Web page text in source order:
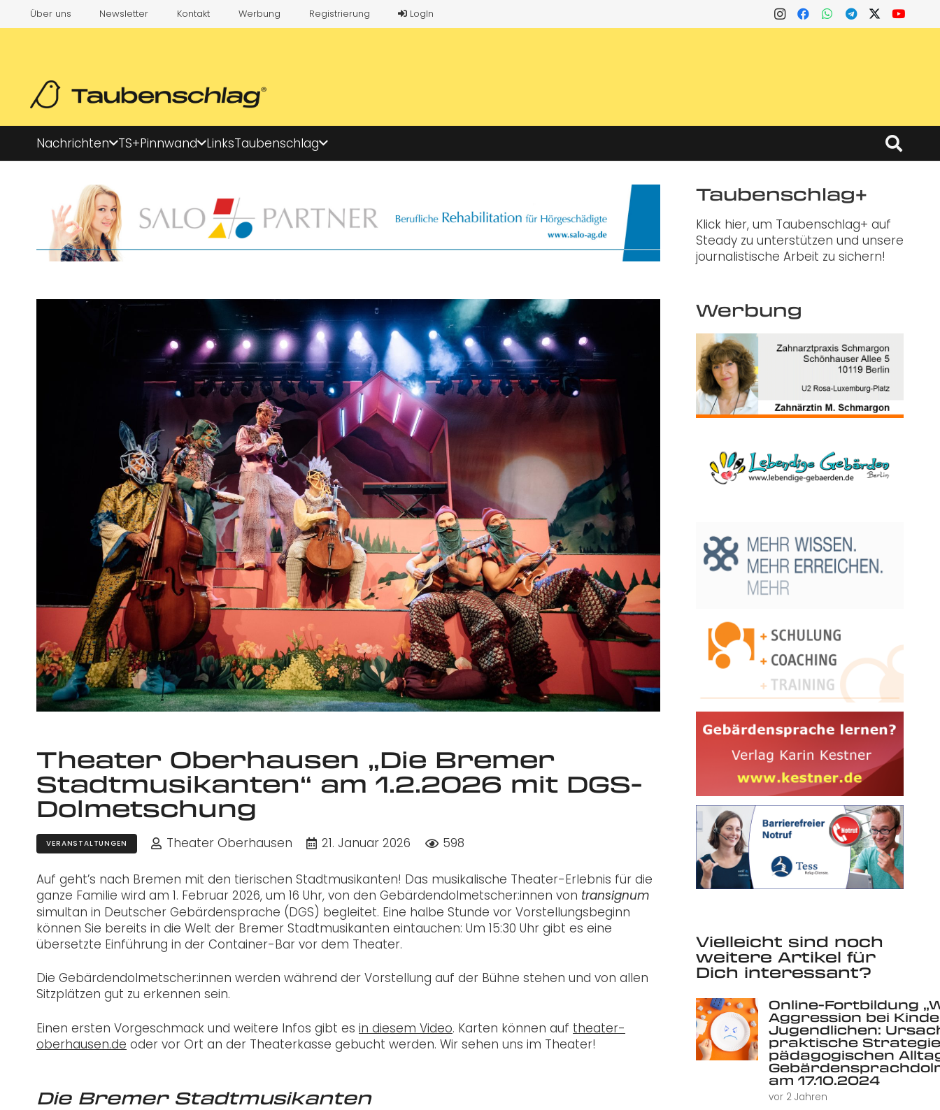
Über uns Newsletter Kontakt Werbung Registrierung LogIn
Nachrichten TS+Pinnwand LinksTaubenschlag
Theater Oberhausen „Die Bremer
Stadtmusikanten“ am 1.2.2026 mit DGS-
Dolmetschung
VERANSTALTUNGEN Theater Oberhausen 21. Januar 2026 598
Auf geht’s nach Bremen mit den tierischen Stadtmusikanten! Das musikalische Theater-Erlebnis für die
ganze Familie wird am 1. Februar 2026, um 16 Uhr, von den Gebärdendolmetscher:innen von transignum
simultan in Deutscher Gebärdensprache (DGS) begleitet. Eine halbe Stunde vor Vorstellungsbeginn
können Sie bereits in die Welt der Bremer Stadtmusikanten eintauchen: Um 15:30 Uhr gibt es eine
übersetzte Einführung in der Container-Bar vor dem Theater.
Die Gebärdendolmetscher:innen werden während der Vorstellung auf der Bühne stehen und von allen
Sitzplätzen gut zu erkennen sein.
Einen ersten Vorgeschmack und weitere Infos gibt es in diesem Video. Karten können auf theater-
oberhausen.de oder vor Ort an der Theaterkasse gebucht werden. Wir sehen uns im Theater!
Die Bremer Stadtmusikanten
Taubenschlag+
Klick hier, um Taubenschlag+ auf
Steady zu unterstützen und unsere
journalistische Arbeit zu sichern!
Werbung
Vielleicht sind noch
weitere Artikel für
Dich interessant?
Online-Fortbildung
Aggression bei
Jugendlichen:
praktische
pädagogischen
am 17.10.2024
vor 2 Jahren